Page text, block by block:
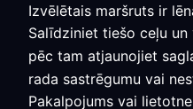
Izvēlētais maršruts ir
Salīdziniet tiešo ceļu
pēc tam atjaunojiet
rada sastrēgumu vai
Pakalpojums vai